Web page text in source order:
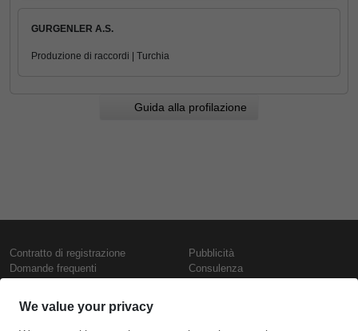
GURGENLER A.S.
Produzione di raccordi | Turchia
Guida alla profilazione
Contratto di registrazione
Domande frequenti
Presentazione
Contattaci
Pubblicità
Consulenza